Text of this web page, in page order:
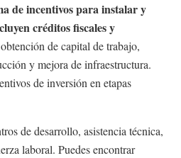
de incentivos para instalar y
créditos fiscales y
de capital de trabajo,
y mejora de infraestructura.
de inversión en etapas
de desarrollo, asistencia técnica,
laboral. Puedes encontrar